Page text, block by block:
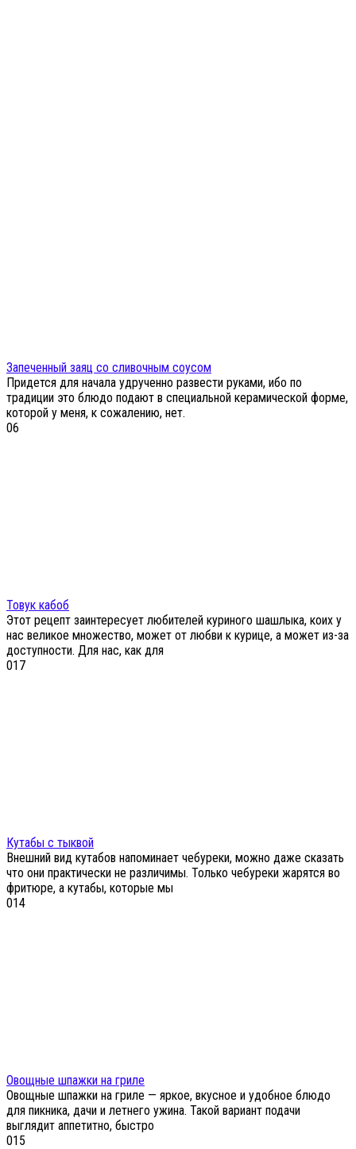
Запеченный заяц со сливочным соусом
Придется для начала удрученно развести руками, ибо по
традиции это блюдо подают в специальной керамической форме,
которой у меня, к сожалению, нет.
06
Товук кабоб
Этот рецепт заинтересует любителей куриного шашлыка, коих у
нас великое множество, может от любви к курице, а может из-за
доступности. Для нас, как для
017
Кутабы с тыквой
Внешний вид кутабов напоминает чебуреки, можно даже сказать
что они практически не различимы. Только чебуреки жарятся во
фритюре, а кутабы, которые мы
014
Овощные шпажки на гриле
Овощные шпажки на гриле — яркое, вкусное и удобное блюдо
для пикника, дачи и летнего ужина. Такой вариант подачи
выглядит аппетитно, быстро
015